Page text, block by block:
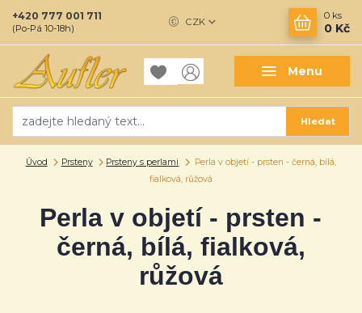
Menu
CZK
Hledat
+420 777 001 711
(Po-Pá 10-18h)
0 ks
0 Kč
Úvod Prsteny Prsteny s perlami
Perla v objetí - prsten - černá, bílá,
fialková, růžová
Perla v objetí - prsten -
černá, bílá, fialková,
růžová